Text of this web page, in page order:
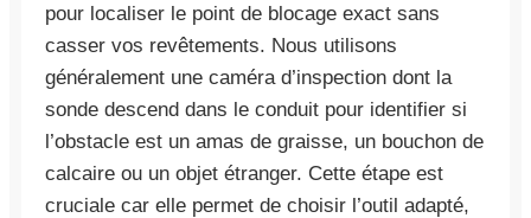
pour localiser le point de blocage exact sans
casser vos revêtements. Nous utilisons
généralement une caméra d’inspection dont la
sonde descend dans le conduit pour identifier si
l’obstacle est un amas de graisse, un bouchon de
calcaire ou un objet étranger. Cette étape est
cruciale car elle permet de choisir l’outil adapté,